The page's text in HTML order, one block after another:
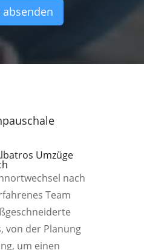
absenden
Umzüge
nach
Team
von der Planung
um einen